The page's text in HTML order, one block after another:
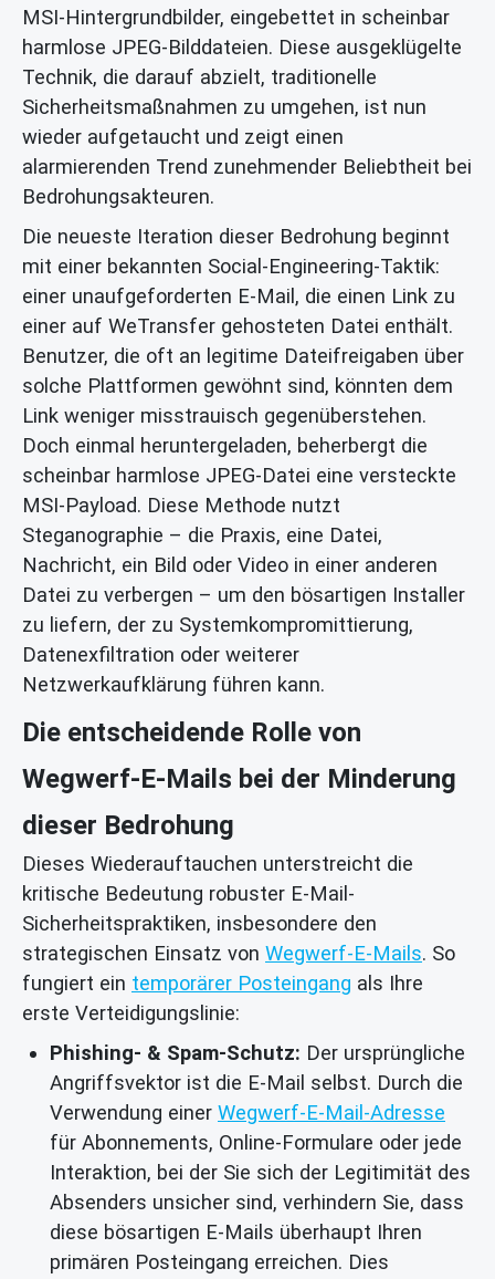
MSI-Hintergrundbilder, eingebettet in scheinbar
harmlose JPEG-Bilddateien. Diese ausgeklügelte
Technik, die darauf abzielt, traditionelle
Sicherheitsmaßnahmen zu umgehen, ist nun
wieder aufgetaucht und zeigt einen
alarmierenden Trend zunehmender Beliebtheit bei
Bedrohungsakteuren.
Die neueste Iteration dieser Bedrohung beginnt
mit einer bekannten Social-Engineering-Taktik:
einer unaufgeforderten E-Mail, die einen Link zu
einer auf WeTransfer gehosteten Datei enthält.
Benutzer, die oft an legitime Dateifreigaben über
solche Plattformen gewöhnt sind, könnten dem
Link weniger misstrauisch gegenüberstehen.
Doch einmal heruntergeladen, beherbergt die
scheinbar harmlose JPEG-Datei eine versteckte
MSI-Payload. Diese Methode nutzt
Steganographie – die Praxis, eine Datei,
Nachricht, ein Bild oder Video in einer anderen
Datei zu verbergen – um den bösartigen Installer
zu liefern, der zu Systemkompromittierung,
Datenexfiltration oder weiterer
Netzwerkaufklärung führen kann.
Die entscheidende Rolle von
Wegwerf-E-Mails bei der Minderung
dieser Bedrohung
Dieses Wiederauftauchen unterstreicht die
kritische Bedeutung robuster E-Mail-
Sicherheitspraktiken, insbesondere den
strategischen Einsatz von Wegwerf-E-Mails. So
fungiert ein temporärer Posteingang als Ihre
erste Verteidigungslinie:
Phishing- & Spam-Schutz: Der ursprüngliche
Angriffsvektor ist die E-Mail selbst. Durch die
Verwendung einer Wegwerf-E-Mail-Adresse
für Abonnements, Online-Formulare oder jede
Interaktion, bei der Sie sich der Legitimität des
Absenders unsicher sind, verhindern Sie, dass
diese bösartigen E-Mails überhaupt Ihren
primären Posteingang erreichen. Dies